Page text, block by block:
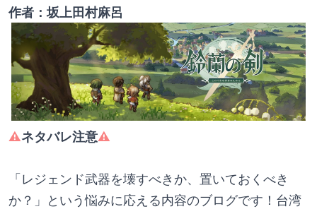
作者：坂上田村麻呂
⚠️ネタバレ注意⚠️
「レジェンド武器を壊すべきか、置いておくべき
か？」という悩みに応える内容のブログです！台湾